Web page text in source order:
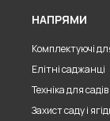
НАПРЯМИ
Комплектуючі
Елітні саджанці
Техніка для
Захист саду і